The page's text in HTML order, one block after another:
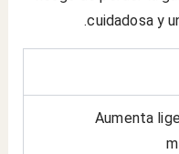
cuidadosa y
Aumenta